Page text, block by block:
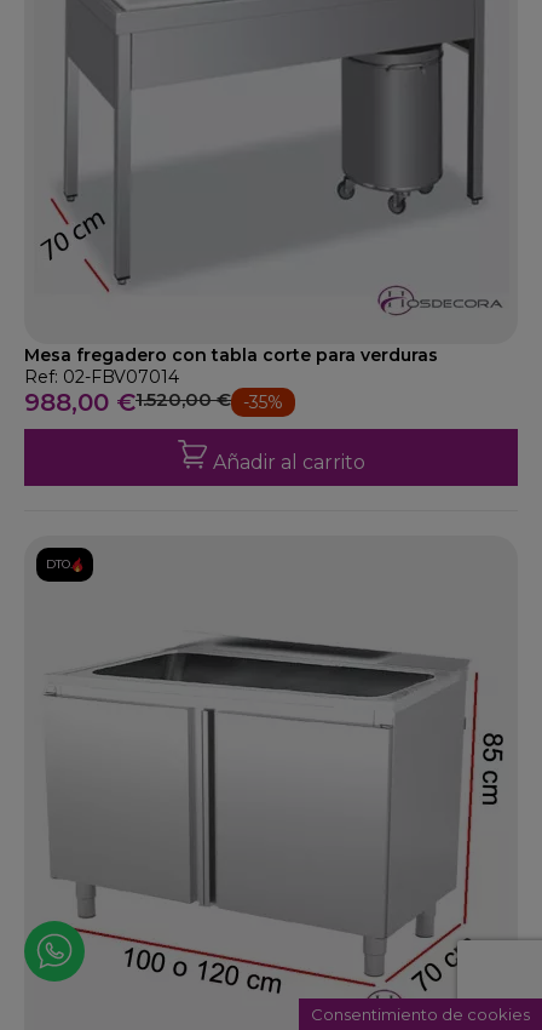
Mesa fregadero con tabla corte para verduras
Ref: 02-FBV07014
988,00 €1.520,00 € -35%
Añadir al carrito
DTO.
Consentimiento de cookies